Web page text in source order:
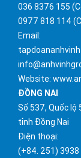
036 8376 155
0977 818 114
Email:
Website:
ĐỒNG NAI
Số 537, Quốc lộ
tỉnh Đồng Nai
Điện thoại:
(+84. 251) 3938